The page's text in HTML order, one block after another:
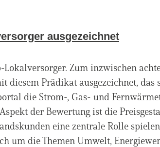
ausgezeichnet
Zum inzwischen
Prädikat ausgezeichnet, das
die Strom-, Gas- und
der Bewertung ist die
eine zentrale Rolle
um die Themen Umwelt,